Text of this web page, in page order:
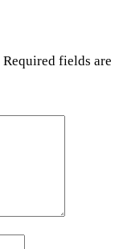
Required fields are